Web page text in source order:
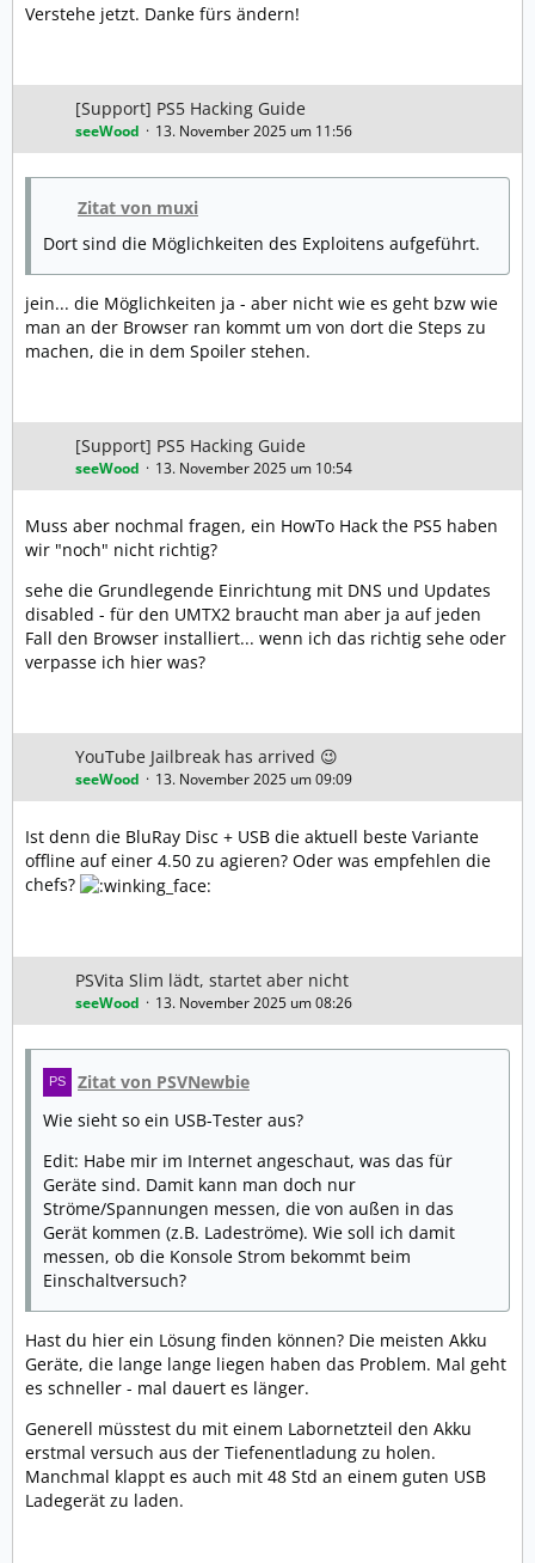
Verstehe jetzt. Danke fürs ändern!
[Support] PS5 Hacking Guide
seeWood 13. November 2025 um 11:56
Zitat von muxi
Dort sind die Möglichkeiten des Exploitens aufgeführt.
jein... die Möglichkeiten ja - aber nicht wie es geht bzw wie
man an der Browser ran kommt um von dort die Steps zu
machen, die in dem Spoiler stehen.
[Support] PS5 Hacking Guide
seeWood 13. November 2025 um 10:54
Muss aber nochmal fragen, ein HowTo Hack the PS5 haben
wir "noch" nicht richtig?
sehe die Grundlegende Einrichtung mit DNS und Updates
disabled - für den UMTX2 braucht man aber ja auf jeden
Fall den Browser installiert... wenn ich das richtig sehe oder
verpasse ich hier was?
YouTube Jailbreak has arrived 😉
seeWood 13. November 2025 um 09:09
Ist denn die BluRay Disc + USB die aktuell beste Variante
offline auf einer 4.50 zu agieren? Oder was empfehlen die
chefs?
PSVita Slim lädt, startet aber nicht
seeWood 13. November 2025 um 08:26
Zitat von PSVNewbie
Wie sieht so ein USB-Tester aus?
Edit: Habe mir im Internet angeschaut, was das für
Geräte sind. Damit kann man doch nur
Ströme/Spannungen messen, die von außen in das
Gerät kommen (z.B. Ladeströme). Wie soll ich damit
messen, ob die Konsole Strom bekommt beim
Einschaltversuch?
Hast du hier ein Lösung finden können? Die meisten Akku
Geräte, die lange lange liegen haben das Problem. Mal geht
es schneller - mal dauert es länger.
Generell müsstest du mit einem Labornetzteil den Akku
erstmal versuch aus der Tiefenentladung zu holen.
Manchmal klappt es auch mit 48 Std an einem guten USB
Ladegerät zu laden.